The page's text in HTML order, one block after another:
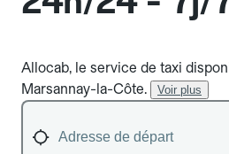
Allocab, le service de taxi
Marsannay-la-Côte.
Voir plus